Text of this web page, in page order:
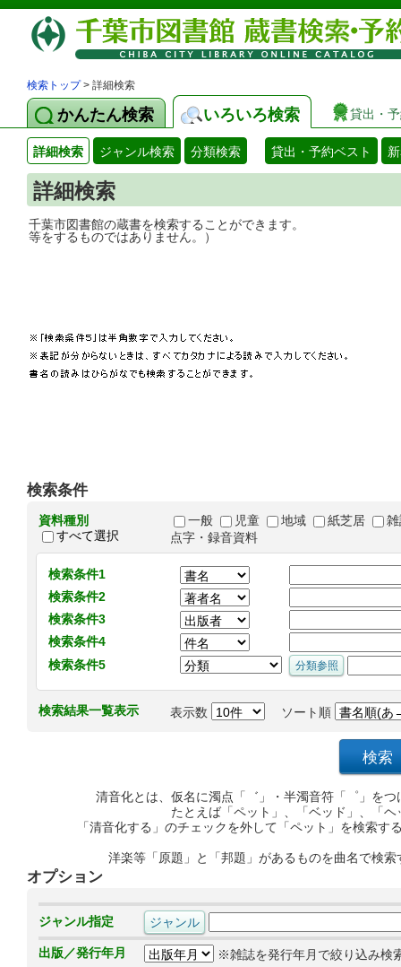
検索トップ> 詳細検索
かんたん検索 いろいろ検索 貸出・
詳細検索 ジャンル検索 分類検索 貸出・予約ベスト
詳細検索
千葉市図書館の蔵書を検索することがで
等をするものではありません。）
検索条件
資料種別
すべて選択
一般 児童 地域 紙芝居
点字・録音資料
検索条件1
検索条件2
検索条件3
検索条件4
検索条件5
検索結果一覧表示 表示数 ソート順
清音化とは、仮名に濁点「゛」・半濁音符「゜」を
たとえば「ペット」、「ベッド」、「
「清音化する」のチェックを外して「ペット」を検索
洋楽等「原題」と「邦題」があるものを曲名で検
オプション
ジャンル指定
出版／発行年月
※雑誌を発行年月で絞り込み検